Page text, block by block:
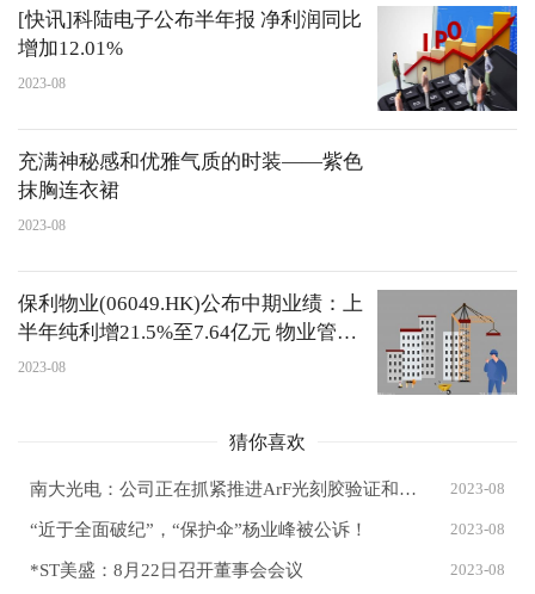
[快讯]科陆电子公布半年报 净利润同比
增加12.01%
2023-08
充满神秘感和优雅气质的时装——紫色
抹胸连衣裙
2023-08
保利物业(06049.HK)公布中期业绩：上
半年纯利增21.5%至7.64亿元 物业管理
服务收入同比增长21.8%
2023-08
猜你喜欢
南大光电：公司正在抓紧推进ArF光刻胶验证和市场拓展工作，力争早日实现规模量产 2023-08
“近于全面破纪”，“保护伞”杨业峰被公诉！ 2023-08
*ST美盛：8月22日召开董事会会议 2023-08